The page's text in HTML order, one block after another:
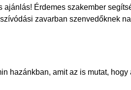
ajánlás! Érdemes szakember
zavarban szenvedőknek
hazánkban, amit az is mutat,